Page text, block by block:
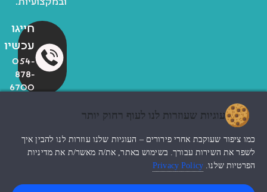
ובמקצועיות.
חייגו
עכשיו
054-
878-
6700
© כל הזכויות שמורות לzoo
החנות שלי
עיצוב האתר ndesign
עוגיות שעוזרות לנו לעוף רחוק יותר
כמו ציפור שעוקבת אחרי פירורים – העוגיות שלנו עוזרות לנו להבין איך
לשפר את השירות עבורך. בשימוש באתר, את/ה מאשר/ת את מדיניות
הפרטיות שלנו. Privacy Policy